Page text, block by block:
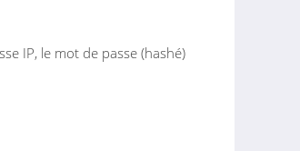
IP, le mot de passe (hashé)